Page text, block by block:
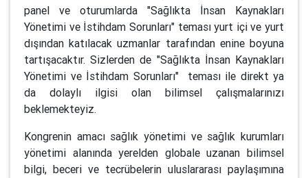
panel ve oturumlarda "Sağlıkta İnsan Kaynakları
Yönetimi ve İstihdam Sorunları" teması yurt içi ve yurt
dışından katılacak uzmanlar tarafından enine boyuna
tartışacaktır. Sizlerden de "Sağlıkta İnsan Kaynakları
Yönetimi ve İstihdam Sorunları" teması ile direkt ya
da dolaylı ilgisi olan bilimsel çalışmalarınızı
beklemekteyiz.
Kongrenin amacı sağlık yönetimi ve sağlık kurumları
yönetimi alanında yerelden globale uzanan bilimsel
bilgi, beceri ve tecrübelerin uluslararası paylaşımına